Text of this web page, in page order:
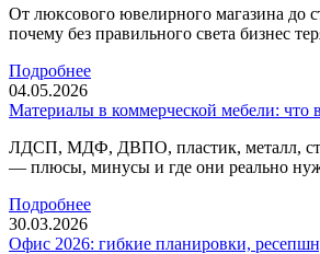
От люксового ювелирного магазина до
почему без правильного света бизнес
Подробнее
04.05.2026
Материалы в коммерческой мебели: что
ЛДСП, МДФ, ДВПО, пластик, металл,
— плюсы, минусы и где они реально
Подробнее
30.03.2026
Офис 2026: гибкие планировки,